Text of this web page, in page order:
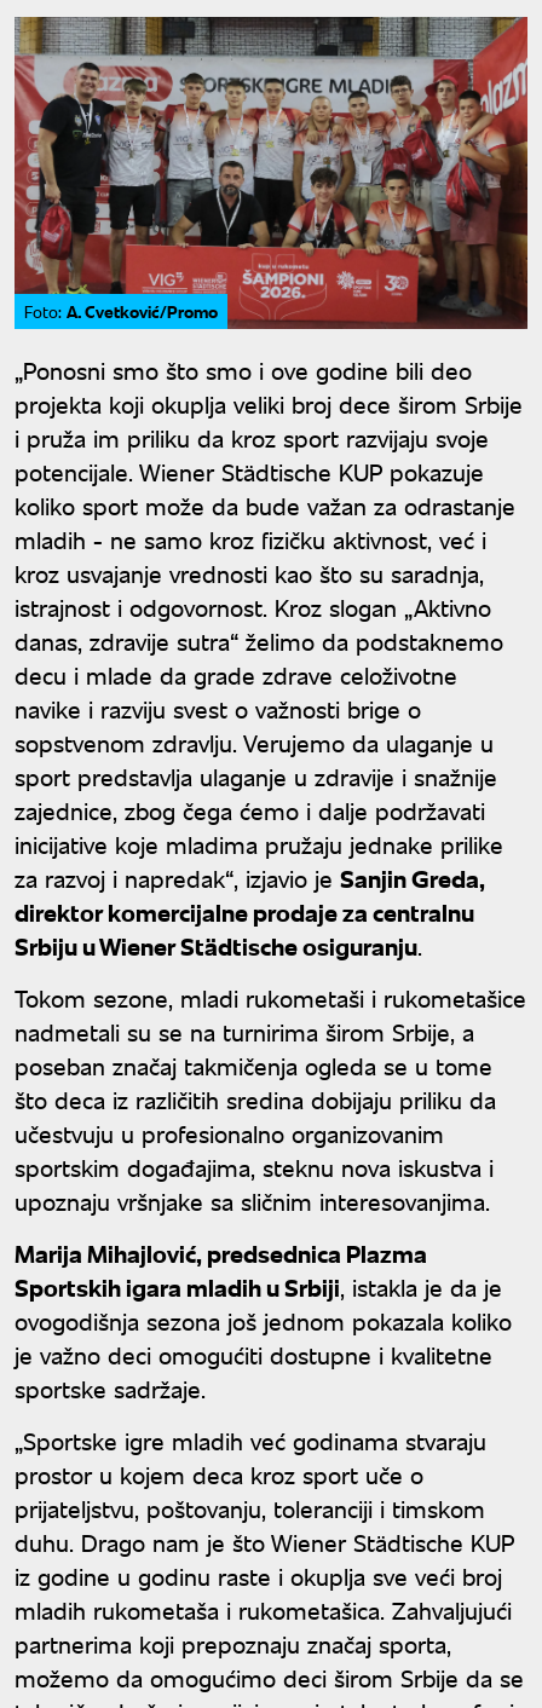
Foto: A. Cvetković/Promo
„Ponosni smo što smo i ove godine bili deo
projekta koji okuplja veliki broj dece širom Srbije
i pruža im priliku da kroz sport razvijaju svoje
potencijale. Wiener Städtische KUP pokazuje
koliko sport može da bude važan za odrastanje
mladih - ne samo kroz fizičku aktivnost, već i
kroz usvajanje vrednosti kao što su saradnja,
istrajnost i odgovornost. Kroz slogan „Aktivno
danas, zdravije sutra“ želimo da podstaknemo
decu i mlade da grade zdrave celoživotne
navike i razviju svest o važnosti brige o
sopstvenom zdravlju. Verujemo da ulaganje u
sport predstavlja ulaganje u zdravije i snažnije
zajednice, zbog čega ćemo i dalje podržavati
inicijative koje mladima pružaju jednake prilike
za razvoj i napredak“, izjavio je Sanjin Greda,
direktor komercijalne prodaje za centralnu
Srbiju u Wiener Städtische osiguranju.
Tokom sezone, mladi rukometaši i rukometašice
nadmetali su se na turnirima širom Srbije, a
poseban značaj takmičenja ogleda se u tome
što deca iz različitih sredina dobijaju priliku da
učestvuju u profesionalno organizovanim
sportskim događajima, steknu nova iskustva i
upoznaju vršnjake sa sličnim interesovanjima.
Marija Mihajlović, predsednica Plazma
Sportskih igara mladih u Srbiji, istakla je da je
ovogodišnja sezona još jednom pokazala koliko
je važno deci omogućiti dostupne i kvalitetne
sportske sadržaje.
„Sportske igre mladih već godinama stvaraju
prostor u kojem deca kroz sport uče o
prijateljstvu, poštovanju, toleranciji i timskom
duhu. Drago nam je što Wiener Städtische KUP
iz godine u godinu raste i okuplja sve veći broj
mladih rukometaša i rukometašica. Zahvaljujući
partnerima koji prepoznaju značaj sporta,
možemo da omogućimo deci širom Srbije da se